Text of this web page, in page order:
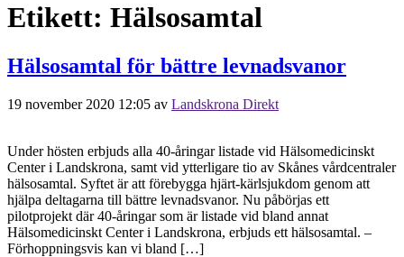
Etikett: Hälsosamtal
Hälsosamtal för bättre levnadsvanor
19 november 2020 12:05 av Landskrona Direkt
Under hösten erbjuds alla 40-åringar listade vid Hälsomedicinskt
Center i Landskrona, samt vid ytterligare tio av Skånes vårdcentraler
hälsosamtal. Syftet är att förebygga hjärt-kärlsjukdom genom att
hjälpa deltagarna till bättre levnadsvanor. Nu påbörjas ett
pilotprojekt där 40-åringar som är listade vid bland annat
Hälsomedicinskt Center i Landskrona, erbjuds ett hälsosamtal. –
Förhoppningsvis kan vi bland […]